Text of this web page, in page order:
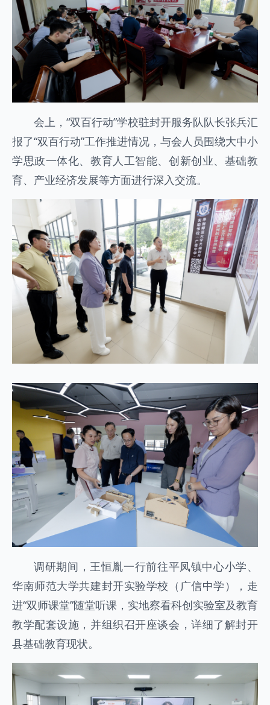
会上，“双百行动”学校驻封开服务队队长张兵汇
报了“双百行动”工作推进情况，与会人员围绕大中小
学思政一体化、教育人工智能、创新创业、基础教
育、产业经济发展等方面进行深入交流。
调研期间，王恒胤一行前往平凤镇中心小学、
华南师范大学共建封开实验学校（广信中学），走
进“双师课堂”随堂听课，实地察看科创实验室及教育
教学配套设施，并组织召开座谈会，详细了解封开
县基础教育现状。